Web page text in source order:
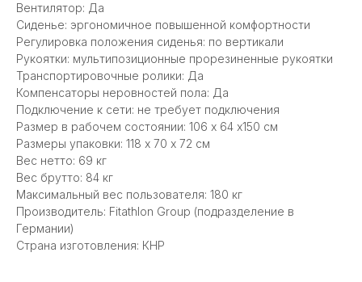
Вентилятор: Да
Сиденье: эргономичное повышенной комфортности
Регулировка положения сиденья: по вертикали
Рукоятки: мультипозиционные прорезиненные рукоятки
Транспортировочные ролики: Да
Компенсаторы неровностей пола: Да
Подключение к сети: не требует подключения
Размер в рабочем состоянии: 106 х 64 x150 см
Размеры упаковки: 118 х 70 x 72 см
Вес нетто: 69 кг
Вес брутто: 84 кг
Максимальный вес пользователя: 180 кг
Производитель: Fitathlon Group (подразделение в
Германии)
Страна изготовления: КНР